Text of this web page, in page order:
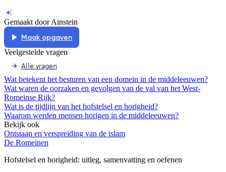
Gemaakt door Ainstein
Maak opgaven
Veelgestelde vragen
Alle vragen
Wat betekent het besturen van een domein in de middeleeuwen?
Wat waren de oorzaken en gevolgen van de val van het West-
Romeinse Rijk?
Wat is de tijdlijn van het hofstelsel en horigheid?
Waarom werden mensen horigen in de middeleeuwen?
Bekijk ook
Ontstaan en verspreiding van de islam
De Romeinen
Hofstelsel en horigheid: uitleg, samenvatting en oefenen